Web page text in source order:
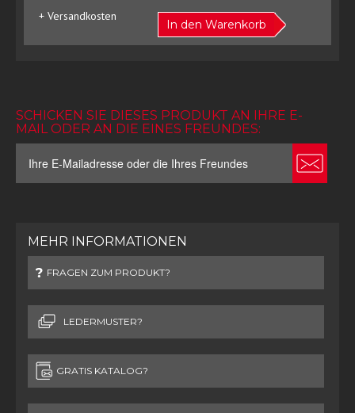
+ Versandkosten
In den Warenkorb
SCHICKEN SIE DIESES PRODUKT AN IHRE E-
MAIL ODER AN DIE EINES FREUNDES:
MEHR INFORMATIONEN
FRAGEN ZUM PRODUKT?
LEDERMUSTER?
GRATIS KATALOG?